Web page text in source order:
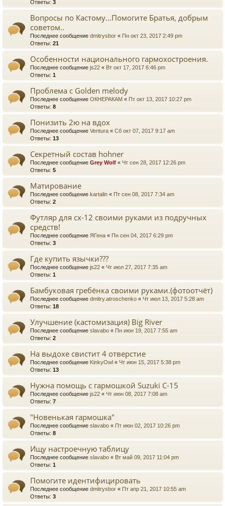
Ответы: 3
Вопросы по Кастому...Помогите Братья, добрым
советом..
Последнее сообщение dmitrysbor « Пн окт 23, 2017 2:49 pm
Ответы: 21
Особенности национального гармохостроения.
Последнее сообщение js22 « Вт окт 17, 2017 6:46 pm
Ответы: 1
Проблема с Golden melody
Последнее сообщение ОКНЕРАКАМ « Пт окт 13, 2017 10:27 pm
Ответы: 8
Понизить 2ю на вдох
Последнее сообщение Ventura « Сб окт 07, 2017 9:17 am
Ответы: 13
Секретный состав hohner
Последнее сообщение Grey Wolf « Чт сен 28, 2017 12:26 pm
Ответы: 5
Матирование
Последнее сообщение kartalin « Пт сен 08, 2017 7:34 am
Ответы: 2
Футляр для cx-12 своими руками из подручных
средств!
Последнее сообщение ЯГена « Пн сен 04, 2017 6:29 pm
Ответы: 3
Где купить язычки???
Последнее сообщение js22 « Чт июл 27, 2017 7:35 am
Ответы: 1
Бамбуковая гребёнка своими руками.(фотоотчёт)
Последнее сообщение dmitry.atroschenko « Чт июл 13, 2017 5:28 am
Ответы: 18
Улучшение (кастомизация) Big River
Последнее сообщение slavabo « Пн июн 19, 2017 7:55 am
Ответы: 2
На выдохе свистит 4 отверстие
Последнее сообщение KinkyOwl « Чт июн 15, 2017 5:38 pm
Ответы: 13
Нужна помощь с гармошкой Suzuki C-15
Последнее сообщение js22 « Чт июн 08, 2017 7:08 am
Ответы: 7
"Новенькая гармошка"
Последнее сообщение slavabo « Пт июн 02, 2017 10:26 pm
Ответы: 8
Ищу настроечную таблицу
Последнее сообщение slavabo « Вт май 09, 2017 11:04 pm
Ответы: 1
Помогите идентифицировать
Последнее сообщение dmitrysbor « Пт апр 21, 2017 10:55 am
Ответы: 3